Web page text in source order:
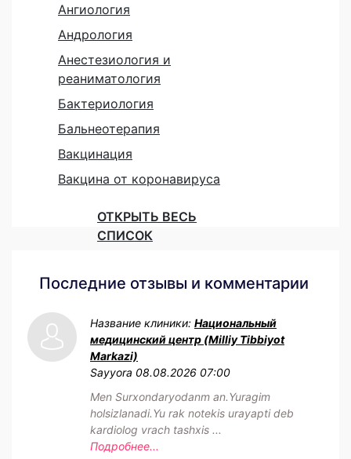
Ангиология
Андрология
Анестезиология и
реаниматология
Бактериология
Бальнеотерапия
Вакцинация
Вакцина от коронавируса
ОТКРЫТЬ ВЕСЬ
СПИСОК
Последние отзывы и комментарии
Название клиники: Национальный
медицинский центр (Milliy Tibbiyot
Markazi)
Sayyora 08.08.2026 07:00
Men Surxondaryodanm an.Yuragim
holsizlanadi.Yu rak notekis urayapti deb
kardiolog vrach tashxis ...
Подробнее...